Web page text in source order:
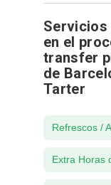
Servicios
en el
transfer
de
Tarter
Refrescos /
Extra Horas